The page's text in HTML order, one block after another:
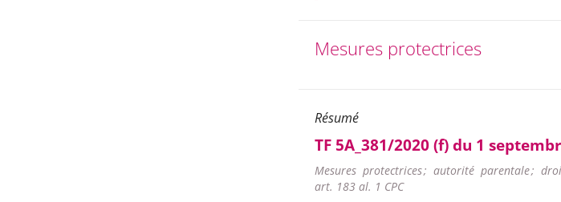
Mesures protectrices
Résumé
TF 5A_381/2020 (f) du 1
Mesures protectrices ; autorité parentale ;
art. 183 al. 1 CPC